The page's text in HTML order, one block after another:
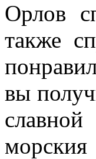
Орлов
также
вы